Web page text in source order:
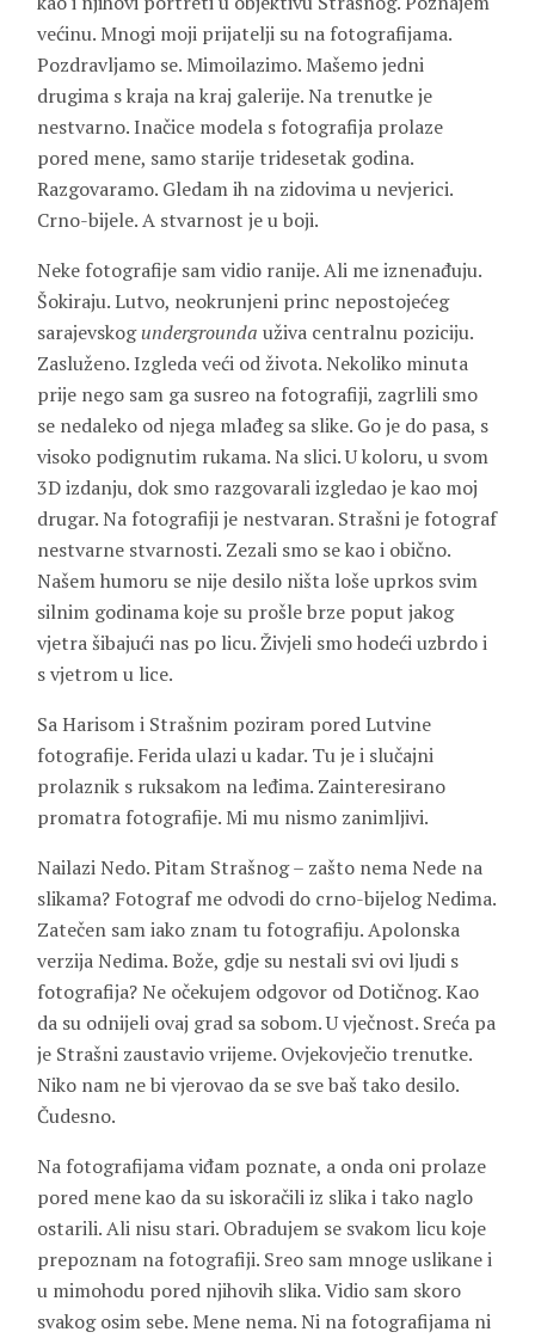
većinu. Mnogi moji prijatelji su na fotografijama.
Pozdravljamo se. Mimoilazimo. Mašemo jedni
drugima s kraja na kraj galerije. Na trenutke je
nestvarno. Inačice modela s fotografija prolaze
pored mene, samo starije tridesetak godina.
Razgovaramo. Gledam ih na zidovima u nevjerici.
Crno-bijele. A stvarnost je u boji.
Neke fotografije sam vidio ranije. Ali me iznenađuju.
Šokiraju. Lutvo, neokrunjeni princ nepostojećeg
sarajevskogundergrounda uživa centralnu poziciju.
Zasluženo. Izgleda veći od života. Nekoliko minuta
prije nego sam ga susreo na fotografiji, zagrlili smo
se nedaleko od njega mlađeg sa slike. Go je do pasa, s
visoko podignutim rukama. Na slici. U koloru, u svom
3D izdanju, dok smo razgovarali izgledao je kao moj
drugar. Na fotografiji je nestvaran. Strašni je fotograf
nestvarne stvarnosti. Zezali smo se kao i obično.
Našem humoru se nije desilo ništa loše uprkos svim
silnim godinama koje su prošle brze poput jakog
vjetra šibajući nas po licu. Živjeli smo hodeći uzbrdo i
s vjetrom u lice.
Sa Harisom i Strašnim poziram pored Lutvine
fotografije. Ferida ulazi u kadar. Tu je i slučajni
prolaznik s ruksakom na leđima. Zainteresirano
promatra fotografije. Mi mu nismo zanimljivi.
Nailazi Nedo. Pitam Strašnog – zašto nema Nede na
slikama? Fotograf me odvodi do crno-bijelog Nedima.
Zatečen sam iako znam tu fotografiju. Apolonska
verzija Nedima. Bože, gdje su nestali svi ovi ljudi s
fotografija? Ne očekujem odgovor od Dotičnog. Kao
da su odnijeli ovaj grad sa sobom. U vječnost. Sreća pa
je Strašni zaustavio vrijeme. Ovjekovječio trenutke.
Niko nam ne bi vjerovao da se sve baš tako desilo.
Čudesno.
Na fotografijama viđam poznate, a onda oni prolaze
pored mene kao da su iskoračili iz slika i tako naglo
ostarili. Ali nisu stari. Obradujem se svakom licu koje
prepoznam na fotografiji. Sreo sam mnoge uslikane i
u mimohodu pored njihovih slika. Vidio sam skoro
svakog osim sebe. Mene nema. Ni na fotografijama ni